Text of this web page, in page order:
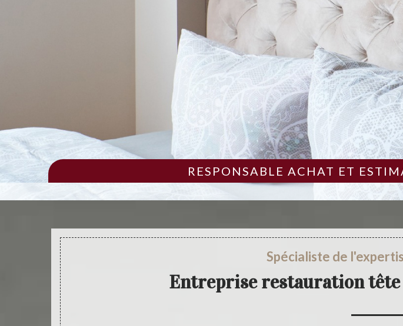
RESPONSABLE ACHAT ET
Spécialiste de
Entreprise restauration